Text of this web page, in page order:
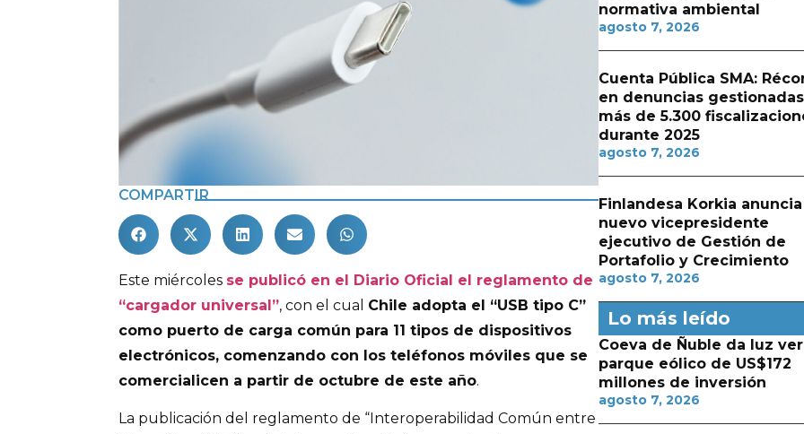
COMPARTIR
Este miércoles se publicó en el Diario Oficial el reglamento de
“cargador universal”, con el cual Chile adopta el “USB tipo C”
como puerto de carga común para 11 tipos de dispositivos
electrónicos, comenzando con los teléfonos móviles que se
comercialicen a partir de octubre de este año.
La publicación del reglamento de “Interoperabilidad Común entre
normativa ambiental
agosto 7, 2026
Cuenta Pública SMA:
en denuncias
más de 5.300
durante 2025
agosto 7, 2026
Finlandesa Korkia anuncia
nuevo vicepresidente
ejecutivo de Gestión de
Portafolio y Crecimiento
agosto 7, 2026
Lo más leído
Coeva de Ñuble da luz
parque eólico de US$172
millones de inversión
agosto 7, 2026